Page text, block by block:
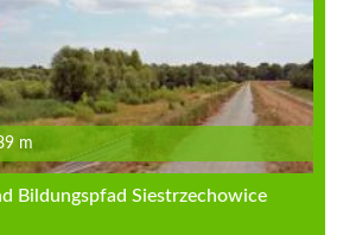
m
Bildungspfad Siestrzechowice